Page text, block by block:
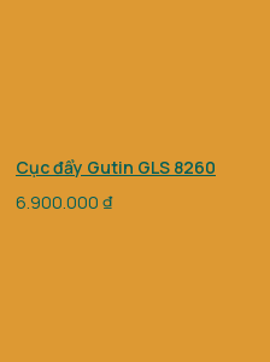
Cục đẩy Gutin GLS 8260
6.900.000 ₫